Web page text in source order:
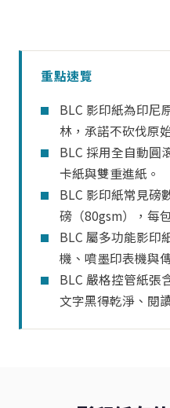
重點速覽
BLC 影印紙為印尼
林，承諾不砍伐原
BLC 採用全自動圓
卡紙與雙重進紙。
BLC 影印紙常見磅
磅（80gsm），每
BLC 屬多功能影印
機、噴墨印表機與
BLC 嚴格控管紙張
文字黑得乾淨、閱